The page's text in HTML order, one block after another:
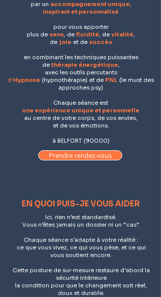
par un accompagnement unique,
inspirant et personnalisé
pour vous apporter
plus de sens, de fluidité, de vitalité,
de joie et de succès
en combinant les techniques puissantes
de thérapie énergétique,
avec les outils percutants
d'Hypnose (hypnothérapie) et de PNL (le must des
approches psy)
Chaque séance est
une expérience unique et personnelle
au centre ​de votre corps, de vos envies,
et de vos émotions.
à BELFORT (90000)
Prendre rendez-vous
EN QUOI PUIS-JE VOUS AIDER
Ici, rien n’est standardisé.
Vous n’êtes jamais un dossier ni un “cas”.
Chaque séance s’adapte à votre réalité :
ce que vous vivez, ce qui vous pèse, et ce qui
vous soutient encore.
Cette posture de sur‑mesure restaure d’abord la
sécurité intérieure
la condition pour que le changement soit réel,
doux et durable.